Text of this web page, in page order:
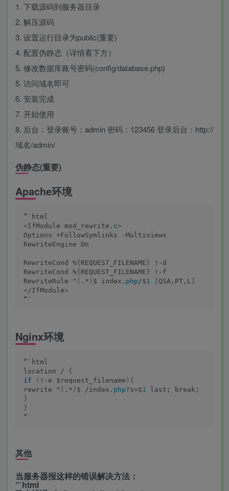
1. 下载源码到服务器目录
2. 解压源码
3. 设置运行目录为public(重要)
4. 配置伪静态（详情看下方）
5. 修改数据库账号密码(config/database.php)
5. 访问域名即可
6. 安装完成
7. 开始使用
8. 后台：登录账号：admin 密码：123456 登录后台：http://
域名/admin/
伪静态(重要)
Apache环境
“`html
<IfModule mod_rewrite. c>
Options +FollowSymlinks -Multiviews
RewriteEngine On
RewriteCond %{REQUEST_FILENAME} !-d
RewriteCond %{REQUEST_FILENAME} !-f
RewriteRule ^ ( .* ) $ index. php /$1 [ QSA,PT,L ]
< /IfModule>
“`
Nginx环境
“`html
location / {
if
( !-e $request_filename ){
rewrite ^ ( .* ) $ /index. php?s=$1
last; break;
}
}
“`
其他
当服务器报这样的错误解决方法：
“`html